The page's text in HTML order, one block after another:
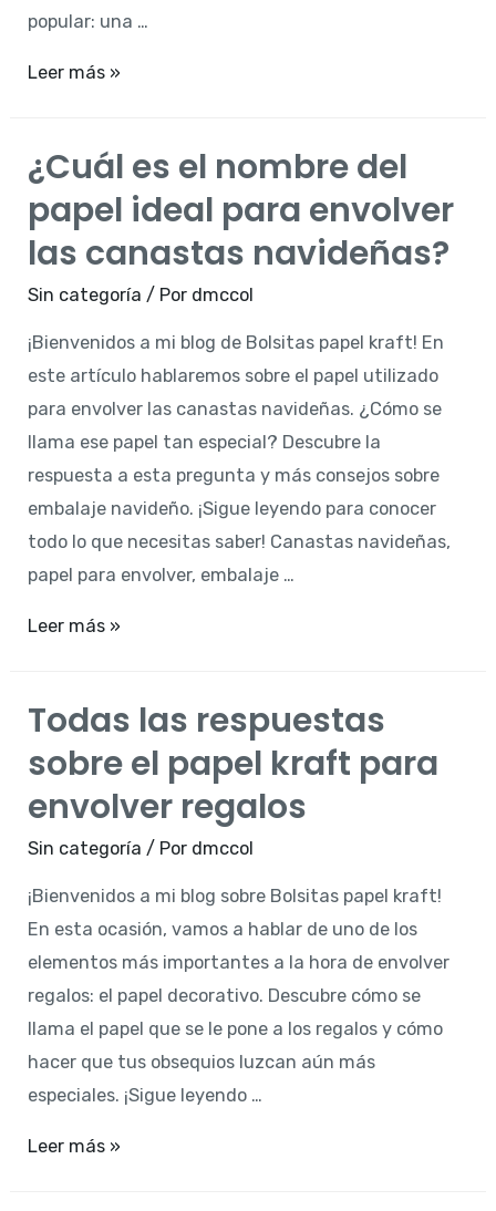
kraft!
popular: una …
Descubre
del
papel
blanco
ideal
para
envolver
tus
regalos
Leer más »
¿Cuál es el nombre del
papel ideal para envolver
las canastas navideñas?
Sin categoría / Por dmccol
¡Bienvenidos a mi blog de Bolsitas papel kraft! En
este artículo hablaremos sobre el papel utilizado
para envolver las canastas navideñas. ¿Cómo se
llama ese papel tan especial? Descubre la
respuesta a esta pregunta y más consejos sobre
embalaje navideño. ¡Sigue leyendo para conocer
todo lo que necesitas saber! Canastas navideñas,
papel para envolver, embalaje …
¿Cuál
nombre
del
ideal
para
envolver
las
canastas
navideñas?
Leer más »
Todas las respuestas
sobre el papel kraft para
envolver regalos
Sin categoría / Por dmccol
¡Bienvenidos a mi blog sobre Bolsitas papel kraft!
En esta ocasión, vamos a hablar de uno de los
elementos más importantes a la hora de envolver
regalos: el papel decorativo. Descubre cómo se
llama el papel que se le pone a los regalos y cómo
hacer que tus obsequios luzcan aún más
especiales. ¡Sigue leyendo …
Todas
Leer más »